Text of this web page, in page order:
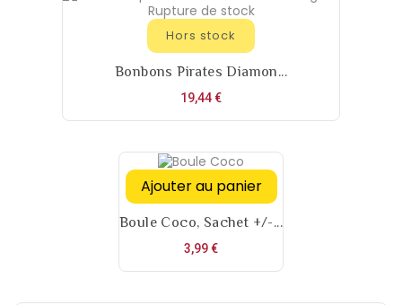
Rupture de stock
Hors stock
Bonbons Pirates Diamon...
19,44 €Prix
Ajouter au panier
Boule Coco, Sachet +/-...
3,99 €Prix